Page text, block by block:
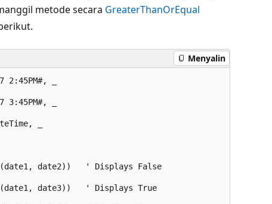
metode secara GreaterThanOrEqual
Menyalin
2:45PM#, _
3:45PM#, _
_
date2))   ' Displays False
date3))   ' Displays True